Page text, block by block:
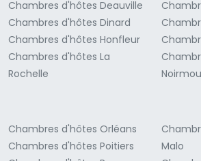
Chambres d'hôtes Deauville
Chambres d'hôtes Dinard
Chambres d'hôtes Honfleur
Chambres d'hôtes La
Rochelle
Chambres d'hôtes Orléans
Chambres d'hôtes Poitiers
Malo